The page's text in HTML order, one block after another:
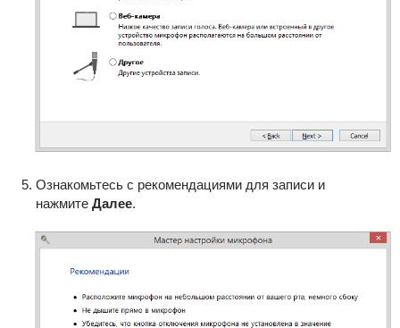
Ознакомьтесь с рекомендациями для записи и
нажмите Далее.